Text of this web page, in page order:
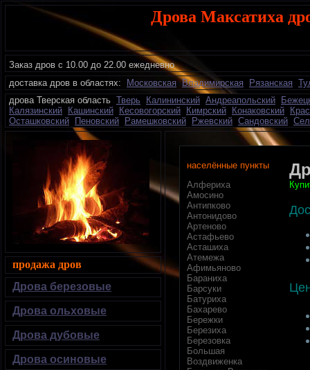
Дрова Максатиха
Заказ дров с 10.00 до 22.00 ежедневно
доставка дров в областях:
Московская Владимирская Рязанская
дрова Тверская область Тверь Калининский Андреапольский
Калязинский
Кашинский Кесовогорский Кимрский Конаковский
Осташковский
Пеновский Рамешковский Ржевский Сандовский
населённые пункты
Алфериха
Амосино
Антипково
Антонидово
Артеново
Астафьево
Асташиха
Атемежа
Афимьяново
Бараниха
Барсуки
Батуриха
Бахарево
Бережки
Березиха
Березовка
Большая
Воздвиженка
продажа дров
Дрова березовые
Дрова ольховые
Дрова дубовые
Дрова осиновые